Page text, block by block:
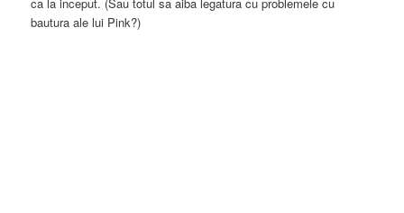
bautura ale lui Pink?)